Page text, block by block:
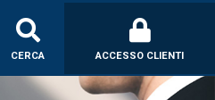
CERCA ACCESSO CLIENTI